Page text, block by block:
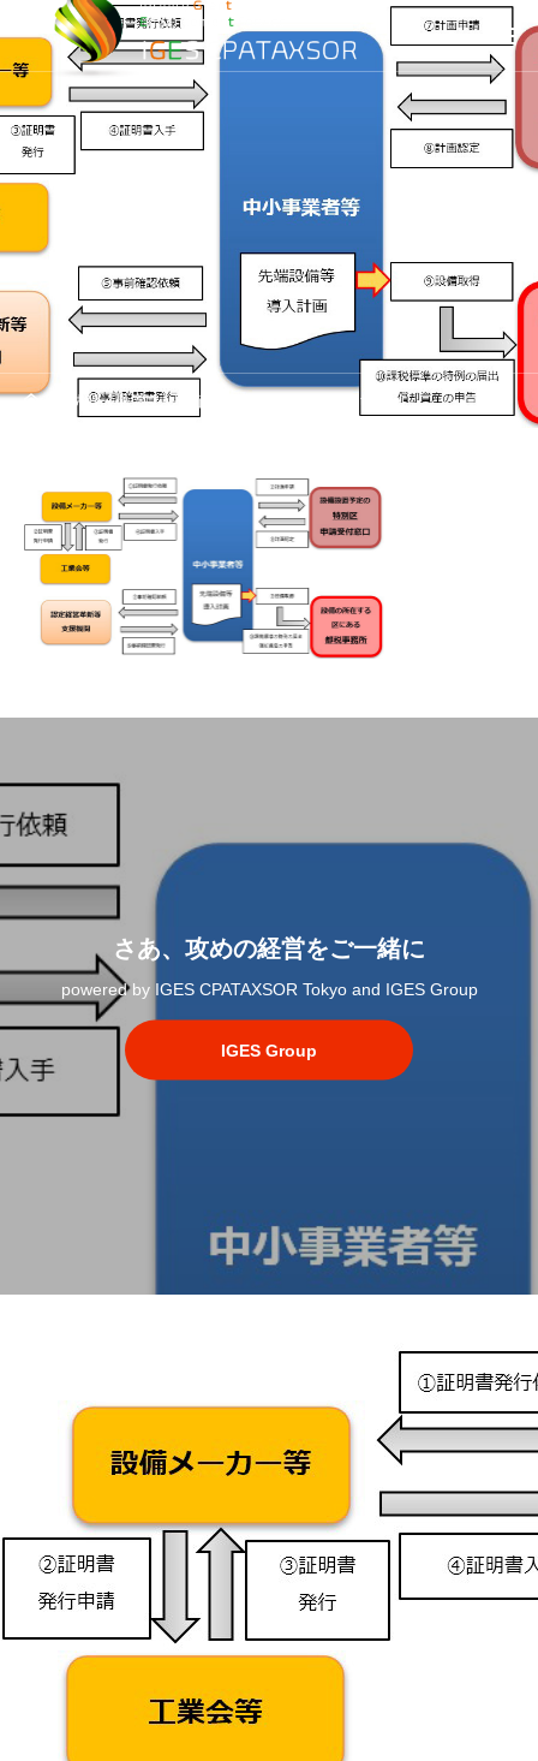
先端設備等導入計画（全市区町村対応） tokurei
さあ、攻めの経営をご一緒に
powered by IGES CPATAXSOR Tokyo and IGES Group
IGES Group